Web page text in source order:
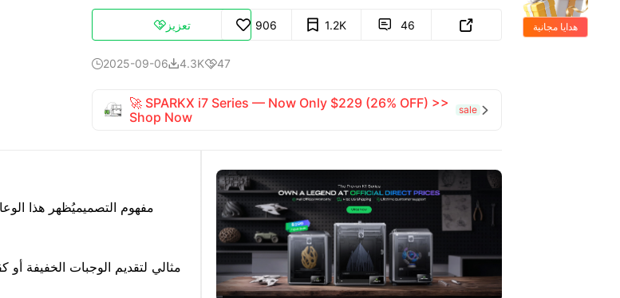
تعزيز 906 1.2K  46 
2025-09-064.3K47
🚀 SPARKX i7 Series — Now Only $229 (26% OFF) >>
Shop Now
sale 
## مفهوم التصميميُظهر هذا
مثالي لتقديم الوجبات الخفيفة
هدايا مجانية